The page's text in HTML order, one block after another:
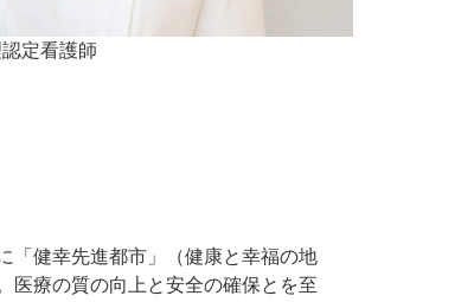
定看護師
「健幸先進都市」（健康と幸福の地
医療の質の向上と安全の確保とを至